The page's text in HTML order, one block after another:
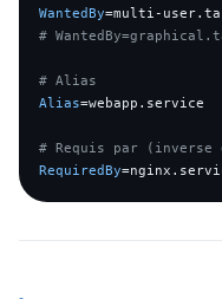
WantedBy=multi-
#
# Alias
Alias=webapp.service
# Requis par (inverse
RequiredBy